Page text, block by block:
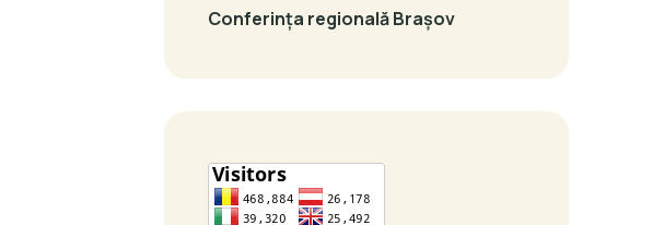
Conferința regională Brașov